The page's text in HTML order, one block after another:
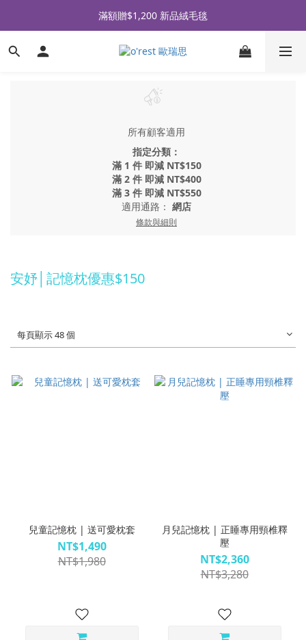
全品牌滿 $990免運｜會員買即贈〈 購物金 〉
滿額贈$1,200 新品絨毛毯
全品牌滿 $990免運｜會員買即贈〈 購物金 〉
所有顧客適用
指定分類：
滿 1 件 即減 NT$150
滿 2 件 即減 NT$400
滿 3 件 即減 NT$550
適用通路： 網店
條款與細則
安妤│記憶枕優惠$150
每頁顯示 48 個
兒童記憶枕 | 送可愛枕套
NT$1,490
NT$1,980
月兒記憶枕 | 正睡專用頸椎釋
壓
NT$2,360
NT$3,280